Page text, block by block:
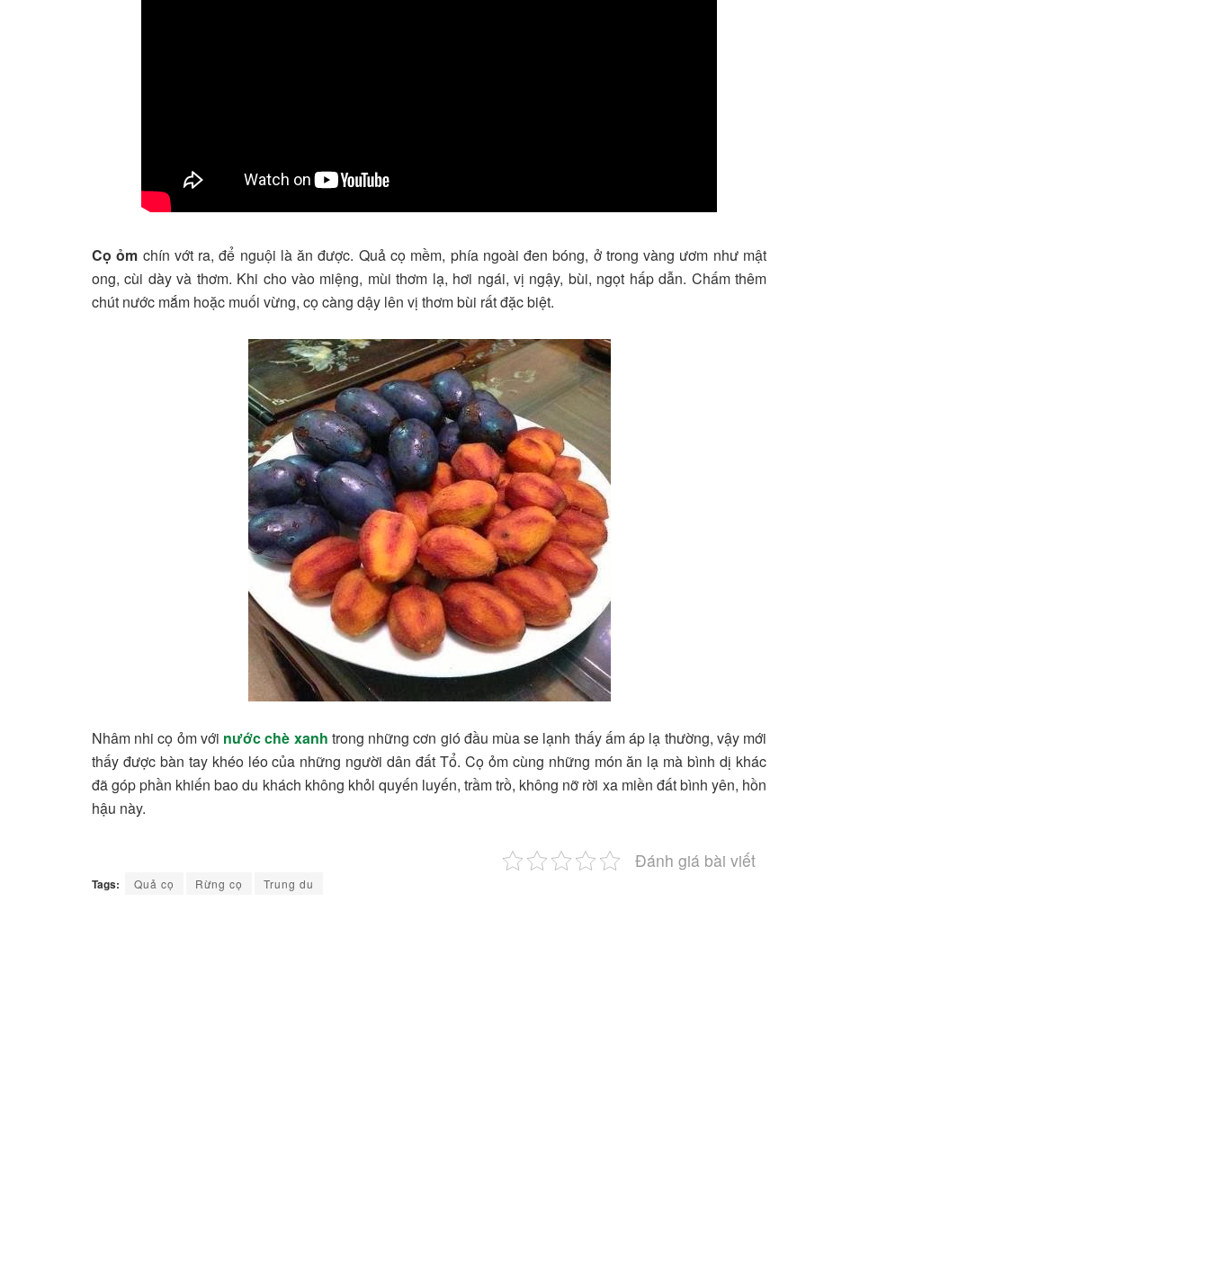
Cọ ỏm chín vớt ra, để nguội là ăn được. Quả cọ mềm, phía ngoài đen bóng, ở trong vàng ươm như mật
ong, cùi dày và thơm. Khi cho vào miệng, mùi thơm lạ, hơi ngái, vị ngậy, bùi, ngọt hấp dẫn. Chấm thêm
chút nước mắm hoặc muối vừng, cọ càng dậy lên vị thơm bùi rất đặc biệt.
Nhâm nhi cọ ỏm với nước chè xanh trong những cơn gió đầu mùa se lạnh thấy ấm áp lạ thường, vậy mới
thấy được bàn tay khéo léo của những người dân đất Tổ. Cọ ỏm cùng những món ăn lạ mà bình dị khác
đã góp phần khiến bao du khách không khỏi quyến luyến, trầm trồ, không nỡ rời xa miền đất bình yên, hồn
hậu này.
Đánh giá bài viết
Tags: Quả cọ Rừng cọ Trung du